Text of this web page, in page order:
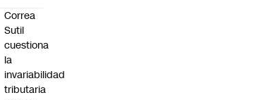
Correa
Sutil
cuestiona
la
invariabilidad
tributaria